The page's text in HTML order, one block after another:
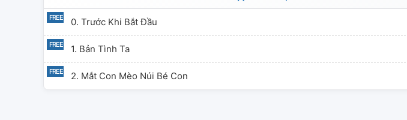
0. Trước Khi Bắt Đầu
1. Bản Tình Ta
2. Mắt Con Mèo Núi Bé Con